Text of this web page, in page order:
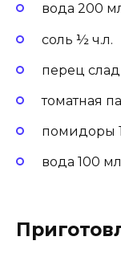
вода 200
соль ½ ч.л.
перец
томатная
помидоры
вода 100 мл